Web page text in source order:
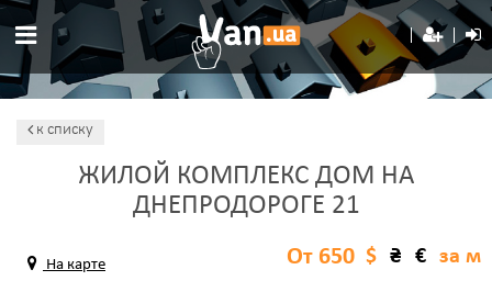
к списку
ЖИЛОЙ КОМПЛЕКС ДОМ НА
ДНЕПРОДОРОГЕ 21
На карте $ ₴ € за м
От 650